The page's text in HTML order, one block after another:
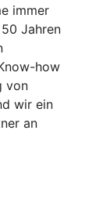
immer
Jahren
how
von
wir ein
an